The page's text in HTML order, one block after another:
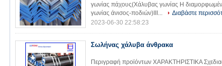
γωνίας πάχους(Χάλυβας γωνίας Η
γωνίας άνισος-ποδιών)III...
Διαβάστε
2023-06-30 22:58:23
Σωλήνας χάλυβα άνθρακα
Περιγραφή προϊόντων ΧΑΡΑΚΤΗΡΙΣΤΙΚΑ